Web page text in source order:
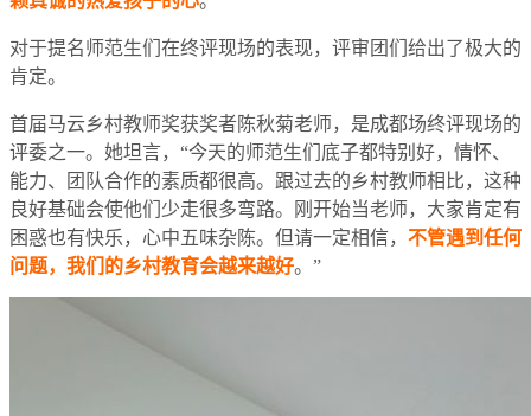
对于提名师范生们在终评现场的表现，评审团们给出了极大的
肯定。
首届马云乡村教师奖获奖者陈秋菊老师，是成都场终评现场的
评委之一。她坦言，“今天的师范生们底子都特别好，情怀、
能力、团队合作的素质都很高。跟过去的乡村教师相比，这种
良好基础会使他们少走很多弯路。刚开始当老师，大家肯定有
困惑也有快乐，心中五味杂陈。但请一定相信， 不管遇到任何
问题，我们的乡村教育会越来越好。”